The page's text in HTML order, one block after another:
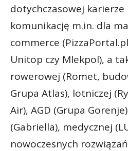
dotychczasowej karierze
komunikację m.in. dla
commerce
Unitop czy Mlekpol), a
rowerowej (Romet,
Grupa Atlas), lotniczej
Air), AGD (Grupa
(Gabriella), medycznej
nowoczesnych